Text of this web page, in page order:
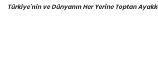
Türkiye'nin ve Dünyanın Her Yerine Toptan